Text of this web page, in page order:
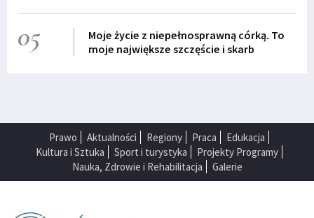
05
Moje życie z niepełnosprawną córką. To
moje największe szczęście i skarb
Prawo Aktualności Regiony Praca
Edukacja
Kultura i Sztuka
Sport i turystyka
Projekty Programy
Nauka, Zdrowie i Rehabilitacja
Galerie